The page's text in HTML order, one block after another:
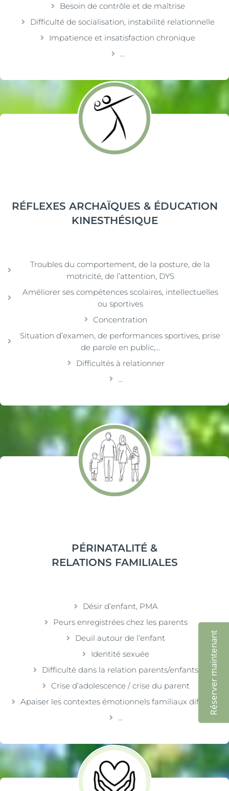
Besoin de contrôle et de maîtrise
Difficulté de socialisation, instabilité relationnelle
Impatience et insatisfaction chronique
...
RÉFLEXES ARCHAÏQUES & ÉDUCATION
KINESTHÉSIQUE
Troubles du comportement, de la posture, de la
motricité, de l’attention, DYS
Améliorer ses compétences scolaires, intellectuelles
ou sportives
Concentration
Situation d’examen, de performances sportives, prise
de parole en public,...
Difficultés à relationner
...
PÉRINATALITÉ &
RELATIONS FAMILIALES
Désir d’enfant, PMA
Peurs enregistrées chez les parents
Deuil autour de l’enfant
Identité sexuée
Difficulté dans la relation parents/enfants
Crise d’adolescence / crise du parent
Apaiser les contextes émotionnels familiaux difficiles
...
Réserver maintenant